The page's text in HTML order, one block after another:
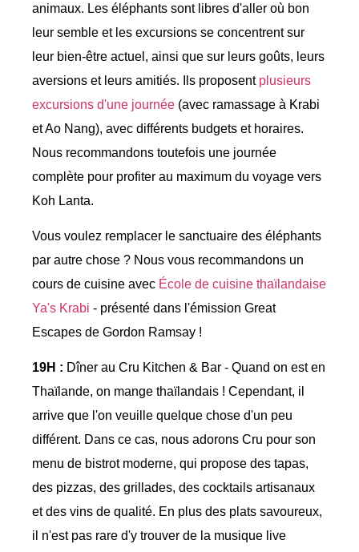
animaux. Les éléphants sont libres d'aller où bon
leur semble et les excursions se concentrent sur
leur bien-être actuel, ainsi que sur leurs goûts, leurs
aversions et leurs amitiés. Ils proposent plusieurs
excursions d'une journée (avec ramassage à Krabi
et Ao Nang), avec différents budgets et horaires.
Nous recommandons toutefois une journée
complète pour profiter au maximum du voyage vers
Koh Lanta.
Vous voulez remplacer le sanctuaire des éléphants
par autre chose ? Nous vous recommandons un
cours de cuisine avec École de cuisine thaïlandaise
Ya's Krabi - présenté dans l'émission Great
Escapes de Gordon Ramsay !
19H : Dîner au Cru Kitchen & Bar - Quand on est en
Thaïlande, on mange thaïlandais ! Cependant, il
arrive que l'on veuille quelque chose d'un peu
différent. Dans ce cas, nous adorons Cru pour son
menu de bistrot moderne, qui propose des tapas,
des pizzas, des grillades, des cocktails artisanaux
et des vins de qualité. En plus des plats savoureux,
il n'est pas rare d'y trouver de la musique live